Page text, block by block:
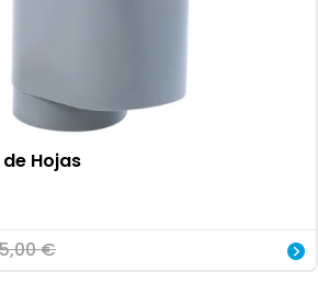
Hojas
€